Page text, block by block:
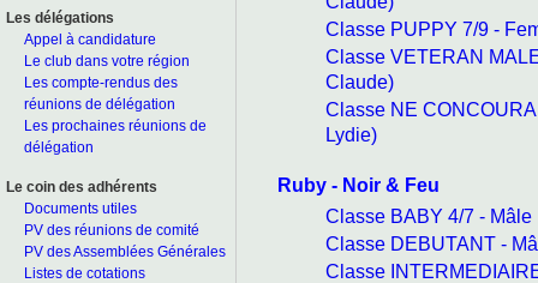
Les délégations
Appel à candidature
Le club dans votre région
Les compte-rendus des
réunions de délégation
Les prochaines réunions de
délégation
Le coin des adhérents
Documents utiles
PV des réunions de comité
PV des Assemblées Générales
Listes de cotations
Classe PUPPY 7/9 -
Classe VETERAN
Claude)
Classe NE
Lydie)
Ruby - Noir & Feu
Classe BABY 4/7 -
Classe DEBUTANT -
Classe